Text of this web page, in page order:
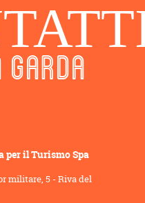
per il Turismo Spa
militare, 5 - Riva del